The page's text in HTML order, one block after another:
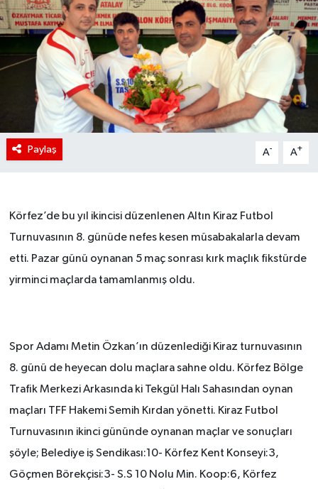
Paylaş A- A+
Körfez’de bu yıl ikincisi düzenlenen Altın Kiraz Futbol
Turnuvasının 8. günüde nefes kesen müsabakalarla devam
etti. Pazar günü oynanan 5 maç sonrası kırk maçlık fikstürde
yirminci maçlarda tamamlanmış oldu.
Spor Adamı Metin Özkan’ın düzenlediği Kiraz turnuvasının
8. günü de heyecan dolu maçlara sahne oldu. Körfez Bölge
Trafik Merkezi Arkasında ki Tekgül Halı Sahasından oynan
maçları TFF Hakemi Semih Kırdan yönetti. Kiraz Futbol
Turnuvasının ikinci gününde oynanan maçlar ve sonuçları
şöyle; Belediye iş Sendikası:10- Körfez Kent Konseyi:3,
Göçmen Börekçisi:3- S.S 10 Nolu Min. Koop:6, Körfez